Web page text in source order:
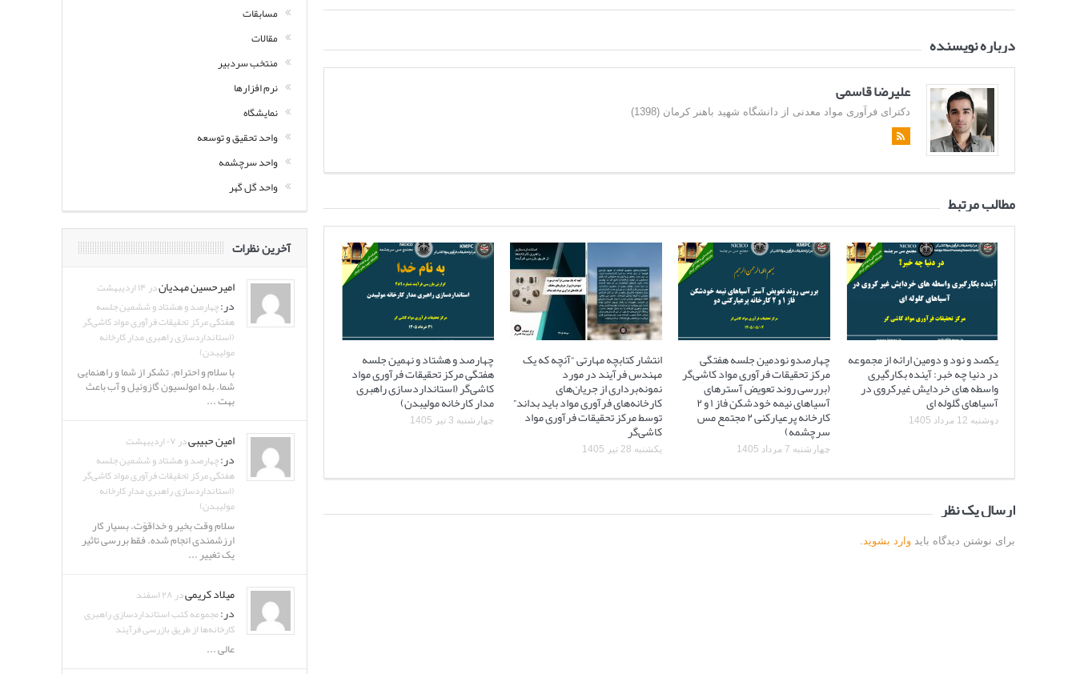
درباره نویسنده
علیرضا قاسمی
دکترای فرآوری مواد معدنی از دانشگاه شهید باهنر کرمان (1398)
مطالب مرتبط
یکصد و نود و دومین ارائه از مجموعه
در دنیا چه خبر: آینده بکارگیری
واسطه های خردایش غیرکروی در
آسیاهای گلوله ای
دوشنبه 12 مرداد 1405
چهارصدو نودمین جلسه هفتگی
مرکز تحقیقات فرآوری مواد کاشی‌گر
(بررسی روند تعویض آسترهای
آسیاهای نیمه خودشکن فاز ۱ و ۲
کارخانه پرعیارکنی ۲ مجتمع مس
سرچشمه)
چهارشنبه 7 مرداد 1405
انتشار کتابچه مهارتی “آنچه که یک
مهندس فرآیند در مورد
نمونه‌برداری از جریان‌های
کارخانه‌های فرآوری مواد باید بداند”
توسط مرکز تحقیقات فرآوری مواد
کاشی‌گر
یکشنبه 28 تیر 1405
چهارصد و هشتاد و نهمین جلسه
هفتگی مرکز تحقیقات فرآوری مواد
کاشی‌گر (استانداردسازی راهبری
مدار کارخانه مولیبدن)
چهارشنبه 3 تیر 1405
ارسال یک نظر
برای نوشتن دیدگاه بایدوارد بشوید
مسابقات
مقالات
منتخب سردبیر
نرم افزارها
نمایشگاه
واحد تحقیق و توسعه
واحد سرچشمه
واحد گل گهر
آخرین نظرات
امیرحسین مهدیاندر ۱۴ اردیبهشت
در:چهارصد و هشتاد و ششمین جلسه
هفتگی مرکز تحقیقات فرآوری مواد کاشی‌گر
(استانداردسازی راهبری مدار کارخانه
مولیبدن)
با سلام و احترام. تشکر از شما و راهنمایی
شما. بله امولسیون گازوئیل و آب باعث
بهت ...
امین حبیبیدر ۰۷ اردیبهشت
در:چهارصد و هشتاد و ششمین جلسه
هفتگی مرکز تحقیقات فرآوری مواد کاشی‌گر
(استانداردسازی راهبری مدار کارخانه
مولیبدن)
سلام وقت بخیر و خداقوّت. بسیار کار
ارزشمندی انجام شده. فقط بررسی تاثیر
یک تغییر ...
میلاد کریمیدر ۲۸ اسفند
در:مجموعه کتب استانداردسازی راهبری
کارخانه‌ها از طریق بازرسی فرآیند
عالی ...